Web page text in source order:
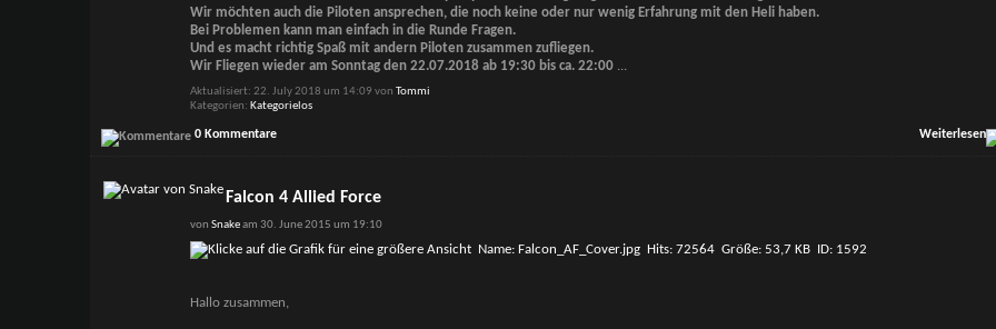
Wir möchten auch die Piloten ansprechen, die noch keine oder nur wenig Erfahrung mit den Heli haben.
Bei Problemen kann man einfach in die Runde Fragen.
Und es macht richtig Spaß mit andern Piloten zusammen zufliegen.
Wir Fliegen wieder am Sonntag den 22.07.2018 ab 19:30 bis ca. 22:00 ...
Aktualisiert: 22. July 2018 um 14:09 von Tommi
Kategorien
Kategorielos
0 Kommentare Weiterlesen
Falcon 4 Allied Force
von Snakeam 30. June 2015 um 19:10
Hallo zusammen,